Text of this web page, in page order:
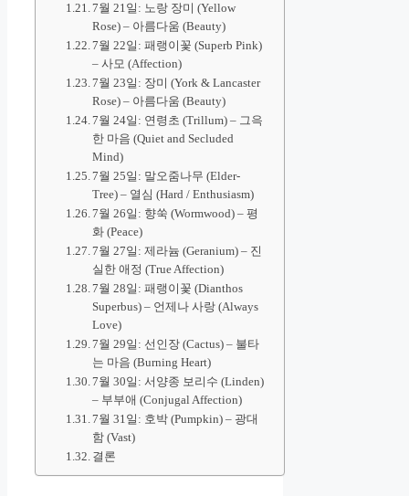
7월 21일: 노랑 장미 (Yellow
Rose) – 아름다움 (Beauty)
7월 22일: 패랭이꽃 (Superb Pink)
– 사모 (Affection)
7월 23일: 장미 (York & Lancaster
Rose) – 아름다움 (Beauty)
7월 24일: 연령초 (Trillum) – 그윽
한 마음 (Quiet and Secluded
Mind)
7월 25일: 말오줌나무 (Elder-
Tree) – 열심 (Hard / Enthusiasm)
7월 26일: 향쑥 (Wormwood) – 평
화 (Peace)
7월 27일: 제라늄 (Geranium) – 진
실한 애정 (True Affection)
7월 28일: 패랭이꽃 (Dianthos
Superbus) – 언제나 사랑 (Always
Love)
7월 29일: 선인장 (Cactus) – 불타
는 마음 (Burning Heart)
7월 30일: 서양종 보리수 (Linden)
– 부부애 (Conjugal Affection)
7월 31일: 호박 (Pumpkin) – 광대
함 (Vast)
결론